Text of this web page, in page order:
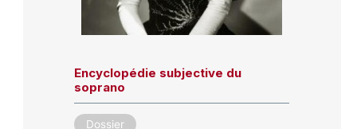
Encyclopédie subjective du
soprano
Dossier